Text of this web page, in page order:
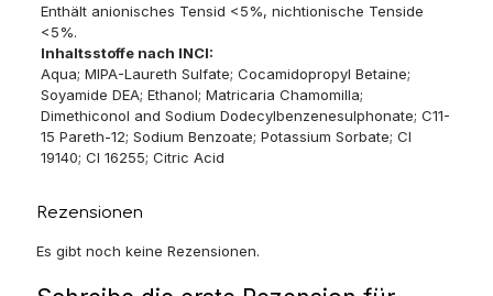
Enthält anionisches Tensid <5%, nichtionische Tenside
<5%.
Inhaltsstoffe nach INCI:
Aqua; MIPA-Laureth Sulfate; Cocamidopropyl Betaine;
Soyamide DEA; Ethanol; Matricaria Chamomilla;
Dimethiconol and Sodium Dodecylbenzenesulphonate; C11-
15 Pareth-12; Sodium Benzoate; Potassium Sorbate; CI
19140; CI 16255; Citric Acid
Rezensionen
Es gibt noch keine Rezensionen.